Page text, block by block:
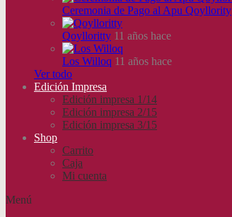
Ceremonia de Pago al Apu Qoyllority
Qoylloritty 11 años hace
Los Willoq 11 años hace
Ver todo
Edición Impresa
Edición impresa 1/14
Edición impresa 2/15
Edición impresa 3/15
Shop
Carrito
Caja
Mi cuenta
Menú